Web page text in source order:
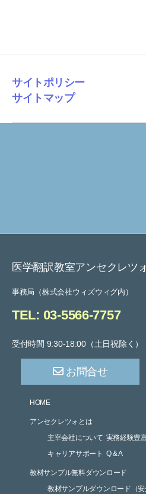
サイトポリシー
サイトマップ
医学翻訳教室アンセクレツ
事務局（株式会社ウィズウィグ内）
TEL: 03-5566-7757
受付時間 9:30-18:00（土日祝除く）
お問合せ
HOME
アンセクレツォとは
主宰会社について 実務経験豊
キャリアサポート Q & A
教材サンプル無料ダウンロード
教材サンプルダウンロード（安